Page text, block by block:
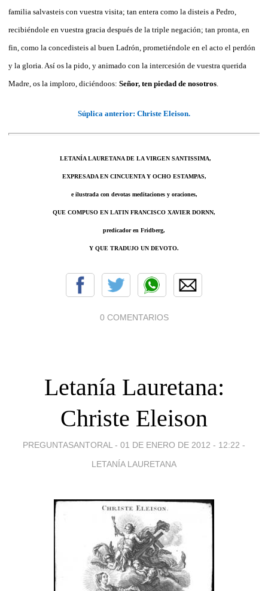
familia salvasteis con vuestra visita; tan entera como la disteis a Pedro,
recibiéndole en vuestra gracia después de la triple negación; tan pronta, en
fin, como la concedisteis al buen Ladrón, prometiéndole en el acto el perdón
y la gloria. Así os la pido, y animado con la intercesión de vuestra querida
Madre, os la imploro, diciéndoos:  Señor, ten piedad de nosotros
Súplica anterior: Christe Eleison.
LETANÍA LAURETANA DE LA VIRGEN SANTISSIMA,
EXPRESADA EN CINCUENTA Y OCHO ESTAMPAS,
e ilustrada con devotas meditaciones y oraciones,
QUE COMPUSO EN LATIN FRANCISCO XAVIER DORNN,
predicador en Fridberg,
Y QUE TRADUJO UN DEVOTO.
0 COMENTARIOS
Letanía Lauretana:
Christe Eleison
PREGUNTASANTORAL - 01 DE ENERO DE 2012 - 12:22 -
LETANÍA LAURETANA